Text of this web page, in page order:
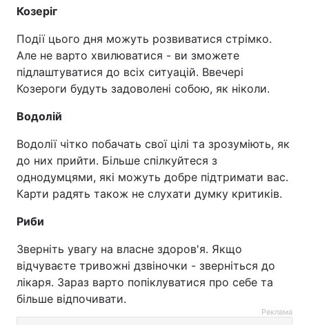
Козеріг
Події цього дня можуть розвиватися стрімко.
Але не варто хвилюватися - ви зможете
підлаштуватися до всіх ситуацій. Ввечері
Козероги будуть задоволені собою, як ніколи.
Водолій
Водолії чітко побачать свої цілі та зрозуміють, як
до них прийти. Більше спілкуйтеся з
однодумцями, які можуть добре підтримати вас.
Карти радять також не слухати думку критиків.
Риби
Зверніть увагу на власне здоров'я. Якщо
відчуваєте тривожні дзвіночки - зверніться до
лікаря. Зараз варто попіклуватися про себе та
більше відпочивати.
Реклама